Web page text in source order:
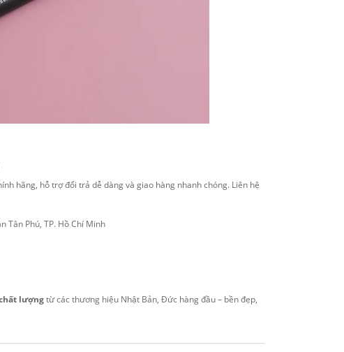
hãng, hỗ trợ đổi trả dễ dàng và giao hàng nhanh chóng. Liên hệ
Tân Phú, TP. Hồ Chí Minh
lượngtừ các thương hiệu Nhật Bản, Đức hàng đầu – bền đẹp,